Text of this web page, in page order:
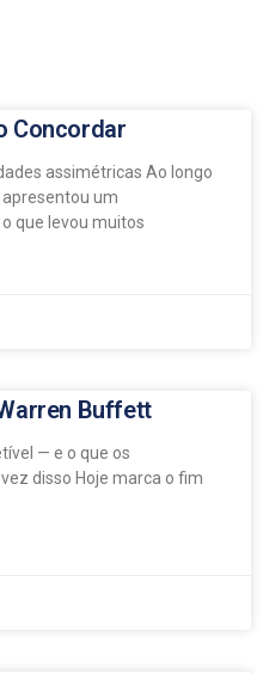
Concordar
assimétricas Ao longo
um
que levou muitos
Buffett
— e o que os
disso Hoje marca o fim